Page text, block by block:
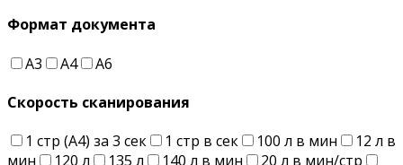
Формат документа
А3
А4
А6
Скорость сканирования
1 стр (А4) за 3 сек
1 стр в сек 100 л в мин
12 л в
мин
120 л 135 л 140 л в мин 20 л в мин/стр